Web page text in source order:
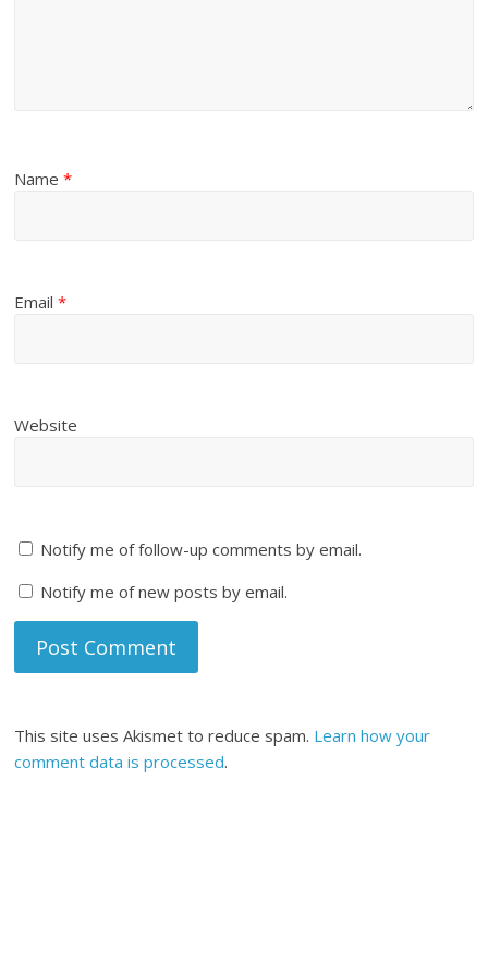
Name*
Email*
Website
Notify me of follow-up comments by email.
Notify me of new posts by email.
This site uses Akismet to reduce spam. Learn how your
comment data is processed.